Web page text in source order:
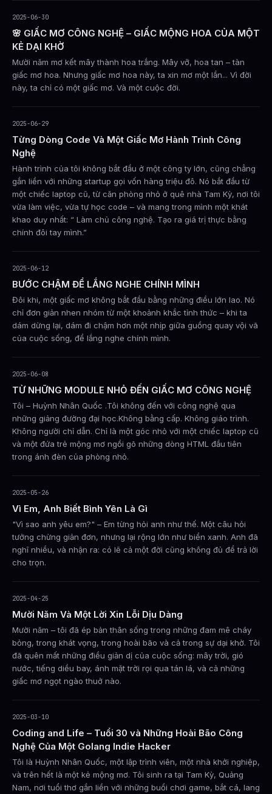
2025-06-30
🌸 GIẤC MƠ CÔNG NGHỆ – GIẤC MỘNG HOA CỦA MỘT
KẺ DẠI KHỜ
Mười năm mơ kết mây thành hoa trắng. Mây vỡ, hoa tan – tàn
giấc mơ hoa. Nhưng giấc mơ hoa này, ta xin mơ một lần... Vì đời
này, ta chỉ có một giấc mơ. Và một cuộc đời.
2025-06-29
Từng Dòng Code Và Một Giấc Mơ Hành Trình Công
Nghệ
Hành trình của tôi không bắt đầu ở một công ty lớn, cũng chẳng
gắn liền với những startup gọi vốn hàng triệu đô. Nó bắt đầu từ
một chiếc laptop cũ, từ căn phòng nhỏ ở quê nhà Tam Kỳ, nơi tôi
vừa làm việc, vừa tự học code – và mang trong mình một khát
khao duy nhất: “ Làm chủ công nghệ. Tạo ra giá trị thực bằng
chính đôi tay mình.”
2025-06-12
BƯỚC CHẬM ĐỂ LẮNG NGHE CHÍNH MÌNH
Đôi khi, một giấc mơ không bắt đầu bằng những điều lớn lao. Nó
chỉ đơn giản nhen nhóm từ một khoảnh khắc tỉnh thức – khi ta
dám dừng lại, dám đi chậm hơn một nhịp giữa guồng quay vội vã
của cuộc sống, để lắng nghe chính mình.
2025-06-08
TỪ NHỮNG MODULE NHỎ ĐẾN GIẤC MƠ CÔNG NGHỆ
Tôi – Huỳnh Nhân Quốc .Tôi không đến với công nghệ qua
những giảng đường đại học.Không bằng cấp. Không giáo trình.
Không người chỉ dẫn. Chỉ là một góc nhỏ với một chiếc laptop cũ
và một đứa trẻ mộng mơ ngồi gõ những dòng HTML đầu tiên
trong ánh đèn của phòng nhỏ.
2025-05-26
Vì Em, Anh Biết Bình Yên Là Gì
"Vì sao anh yêu em?" – Em từng hỏi anh như thế. Một câu hỏi
tưởng chừng giản đơn, nhưng lại rộng lớn như biển xanh. Anh đã
nghĩ nhiều, và nhận ra: có lẽ cả một đời cũng không đủ để trả lời
cho trọn.
2025-04-25
Mười Năm Và Một Lời Xin Lỗi Dịu Dàng
Mười năm – tôi đã ép bản thân sống trong những đam mê cháy
bỏng, trong khát vọng, trong hoài bão và cả trong sự dại khờ. Tôi
đã quên mất những điều giản dị của cuộc sống: mây trời, gió
nước, tiếng diều bay, ánh mặt trời rọi qua tán lá, và cả những
giấc mơ ngọt ngào thuở nào.
2025-03-10
Coding and Life – Tuổi 30 và Những Hoài Bão Công
Nghệ Của Một Golang Indie Hacker
Tôi là Huỳnh Nhân Quốc, một lập trình viên, một nhà khởi nghiệp,
và trên hết là một kẻ mộng mơ. Tôi sinh ra tại Tam Kỳ, Quảng
Nam, nơi tuổi thơ gắn liền với những buổi chơi game, bắt cá, lang